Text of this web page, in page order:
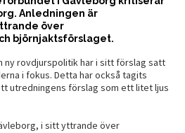
Anledningen är
över
björnjaktsförslaget.
ny rovdjurspolitik har i sitt förslag satt
i fokus. Detta har också tagits
utredningens förslag som ett litet ljus
i sitt yttrande över